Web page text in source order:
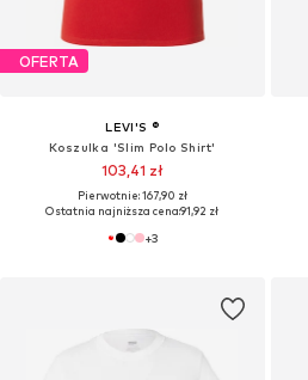
OFERTA
LEVI'S ®
Koszulka 'Slim Polo Shirt'
103,41 zł
Pierwotnie: 167,90 zł
Ostatnia najniższa cena:91,92 zł
+3